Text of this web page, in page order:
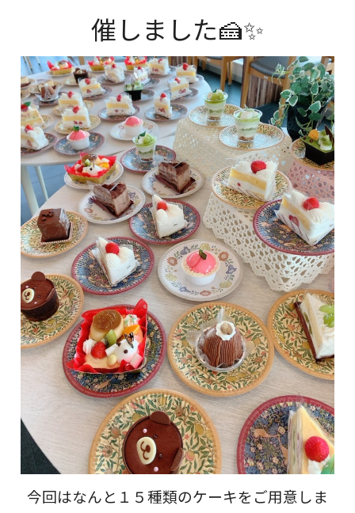
催しました🍰✨
今回はなんと１５種類のケーキをご用意しま